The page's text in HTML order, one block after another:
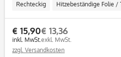
Rechteckig Hitzebeständige Folie /
€ 15,90
inkl. MwSt.
€ 13,36
exkl. MwSt.
zzgl. Versandkosten